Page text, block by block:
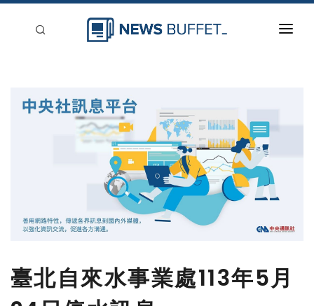
臺北自來水事業處113年5月